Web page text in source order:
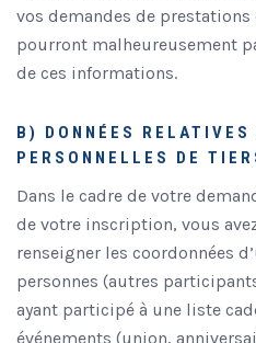
vos demandes de prestations
pourront malheureusement
de ces informations.
B) DONNÉES
PERSONNELLES DE
Dans le cadre de votre
de votre inscription, vous
renseigner les coordonnées
personnes (autres
ayant participé à une liste
événements (union,